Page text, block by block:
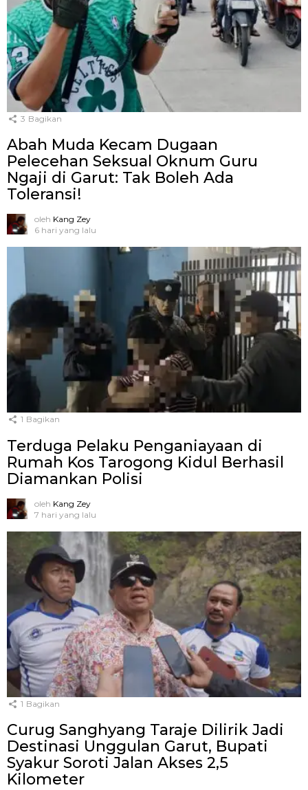
3 Bagikan
Abah Muda Kecam Dugaan
Pelecehan Seksual Oknum Guru
Ngaji di Garut: Tak Boleh Ada
Toleransi!
oleh Kang Zey
6 hari yang lalu
1 Bagikan
Terduga Pelaku Penganiayaan di
Rumah Kos Tarogong Kidul Berhasil
Diamankan Polisi
oleh Kang Zey
7 hari yang lalu
1 Bagikan
Curug Sanghyang Taraje Dilirik Jadi
Destinasi Unggulan Garut, Bupati
Syakur Soroti Jalan Akses 2,5
Kilometer